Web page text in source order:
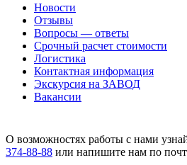
Новости
Отзывы
Вопросы — ответы
Срочный расчет стоимости
Логистика
Контактная информация
Экскурсия на ЗАВОД
Вакансии
О возможностях работы с нами
374-88-88 или напишите нам по